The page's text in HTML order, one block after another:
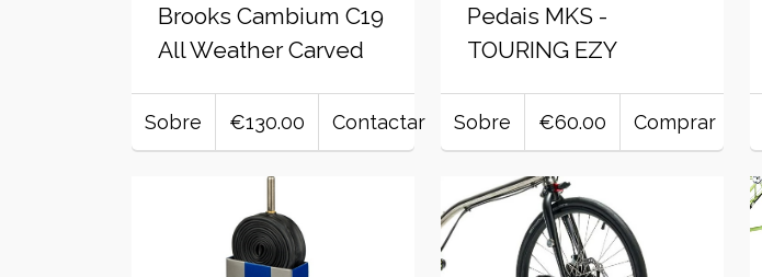
Brooks Cambium C19
All Weather Carved
Sobre €130.00 Contactar
Pedais MKS -
TOURING EZY
Sobre €60.00 Comprar